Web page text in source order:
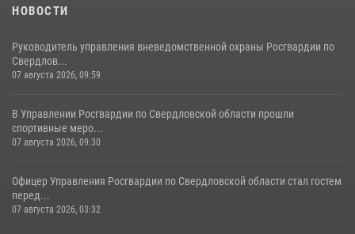
НОВОСТИ
Руководитель управления вневедомственной охраны Росгвардии по
Свердлов...
07 августа 2026, 09:59
В Управлении Росгвардии по Свердловской области прошли
спортивные меро...
07 августа 2026, 09:30
Офицер Управления Росгвардии по Свердловской области стал гостем
перед...
07 августа 2026, 03:32